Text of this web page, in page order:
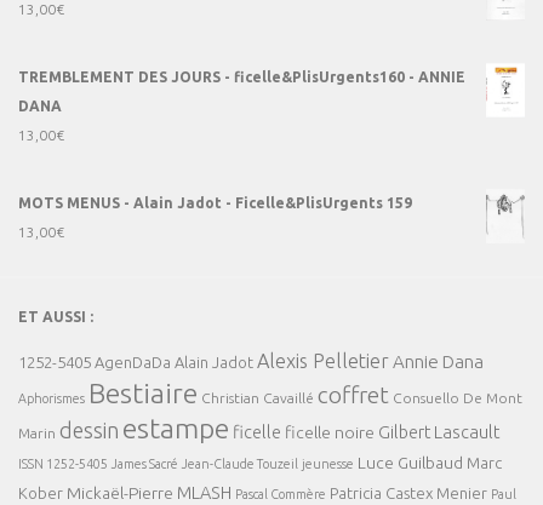
13,00€
TREMBLEMENT DES JOURS - ficelle&PlisUrgents160 - ANNIE
DANA
13,00€
MOTS MENUS - Alain Jadot - Ficelle&PlisUrgents 159
13,00€
ET AUSSI :
1252-5405 AgenDaDa Alain Jadot Alexis PelletierAnnie Dana
Aphorismes Bestiaire Christian Cavaillé coffret Consuello De Mont
Marin dessin estampe ficelle ficelle noire Gilbert Lascault
ISSN 1252-5405 James Sacré Jean-Claude Touzeil jeunesse Luce Guilbaud Marc
Kober Mickaël-Pierre MLASH Pascal Commère Patricia Castex Menier Paul